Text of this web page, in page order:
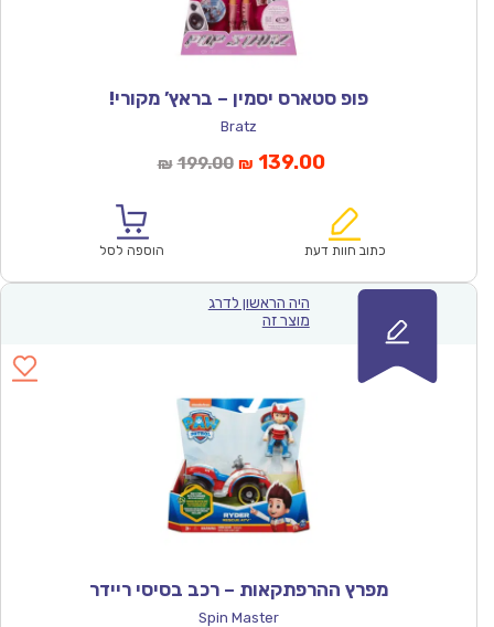
פופ סטארס יסמין – בראץ’ מקורי!
Bratz
₪ 199.00המחיר
₪199.00.
₪ 139.00המחיר
הוא:
כתוב חוות דעת הוספה לסל
היה הראשון לדרג
מוצר זה
מפרץ ההרפתקאות – רכב בסיסי ריידר
Spin Master